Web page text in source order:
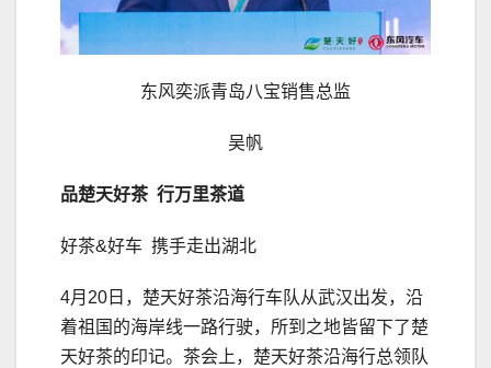
东风奕派青岛八宝销售总监
吴帆
品楚天好茶 行万里茶道
好茶&好车 携手走出湖北
4月20日，楚天好茶沿海行车队从武汉出发，沿
着祖国的海岸线一路行驶，所到之地皆留下了楚
天好茶的印记。茶会上，楚天好茶沿海行总领队